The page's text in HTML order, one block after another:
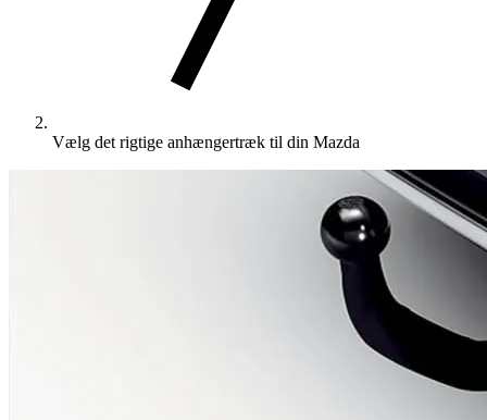
Vælg det rigtige anhængertræk til din Mazda